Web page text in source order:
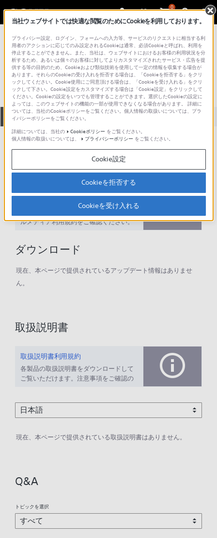
0
総合サポート・お問い合わせ ラジオ
CRF-180
全て ダウンロード 取扱説明書 Q&A
サポート動画をご利用の際にはソーシャ
ルメディア利用規約をご確認ください。
ダウンロード
現在、本ページで提供されているアップデート情報はありませ
ん。
取扱説明書
取扱説明書利用規約
各製品の取扱説明書をダウンロードして
ご覧いただけます。注意事項をご確認の
現在、本ページで提供されている取扱説明書はありません。
Q&A
トピックを選択
当社ウェブサイトでは快適な閲覧のためにCookieを利用しております。
プライバシー設定、ログイン、フォームへの入力等、サービスのリクエストに相当する利
用者のアクションに応じてのみ設定されるCookieは通常、必須Cookieと呼ばれ、利用を
停止することができません。また、当社は、ウェブサイトにおけるお客様の利用状況を分
析するため、あるいは個々のお客様に対してよりカスタマイズされたサービス・広告を提
供する等の目的のため、Cookieおよび類似技術を使用して一定の情報を収集する場合が
あります。それらのCookieの受け入れを拒否する場合は、「Cookieを拒否する」をクリ
ックしてください。Cookie使用にご同意頂ける場合は、「Cookieを受け入れる」をクリ
ックして下さい。Cookie設定をカスタマイズする場合は「Cookie設定」をクリックして
ください。Cookieの設定をいつでも管理することができます。選択したCookieの設定に
よっては、このウェブサイトの機能の一部が使用できなくなる場合があります。 詳細に
ついては、当社のCookieポリシーをご覧ください。個人情報の取扱いについては、プラ
イバシーポリシーをご覧ください。
詳細については、当社の
Cookieポリシー をご覧ください。
個人情報の取扱いについては、
プライバシーポリシー をご覧ください。
Cookie設定
Cookieを拒否する
Cookieを受け入れる